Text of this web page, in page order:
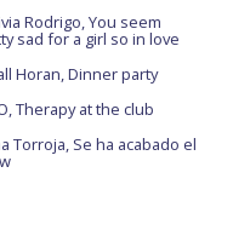
Rodrigo, You seem
sad for a girl so in love
Horan, Dinner party
Therapy at the club
Torroja, Se ha acabado el